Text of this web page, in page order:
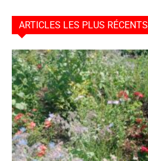
ARTICLES LES PLUS RÉCENTS